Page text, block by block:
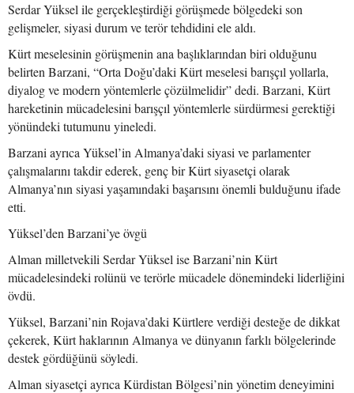
Serdar Yüksel ile gerçekleştirdiği görüşmede bölgedeki son
gelişmeler, siyasi durum ve terör tehdidini ele aldı.
Kürt meselesinin görüşmenin ana başlıklarından biri olduğunu
belirten Barzani, “Orta Doğu’daki Kürt meselesi barışçıl yollarla,
diyalog ve modern yöntemlerle çözülmelidir” dedi. Barzani, Kürt
hareketinin mücadelesini barışçıl yöntemlerle sürdürmesi gerektiği
yönündeki tutumunu yineledi.
Barzani ayrıca Yüksel’in Almanya’daki siyasi ve parlamenter
çalışmalarını takdir ederek, genç bir Kürt siyasetçi olarak
Almanya’nın siyasi yaşamındaki başarısını önemli bulduğunu ifade
etti.
Yüksel’den Barzani’ye övgü
Alman milletvekili Serdar Yüksel ise Barzani’nin Kürt
mücadelesindeki rolünü ve terörle mücadele dönemindeki liderliğini
övdü.
Yüksel, Barzani’nin Rojava’daki Kürtlere verdiği desteğe de dikkat
çekerek, Kürt haklarının Almanya ve dünyanın farklı bölgelerinde
destek gördüğünü söyledi.
Alman siyasetçi ayrıca Kürdistan Bölgesi’nin yönetim deneyimini